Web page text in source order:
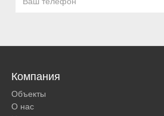
Компания
Объекты
О нас